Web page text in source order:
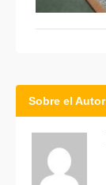
Sobre el Autor